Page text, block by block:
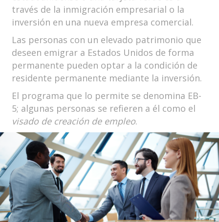
través de la inmigración empresarial o la
inversión en una nueva empresa comercial.
Las personas con un elevado patrimonio que
deseen emigrar a Estados Unidos de forma
permanente pueden optar a la condición de
residente permanente mediante la inversión.
El programa que lo permite se denomina EB-
5; algunas personas se refieren a él como el
visado de creación de empleo.